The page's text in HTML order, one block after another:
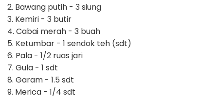
2. Bawang putih - 3 siung
3. Kemiri - 3 butir
4. Cabai merah - 3 buah
5. Ketumbar - 1 sendok teh (sdt)
6. Pala - 1/2 ruas jari
7. Gula - 1 sdt
8. Garam - 1.5 sdt
9. Merica - 1/4 sdt